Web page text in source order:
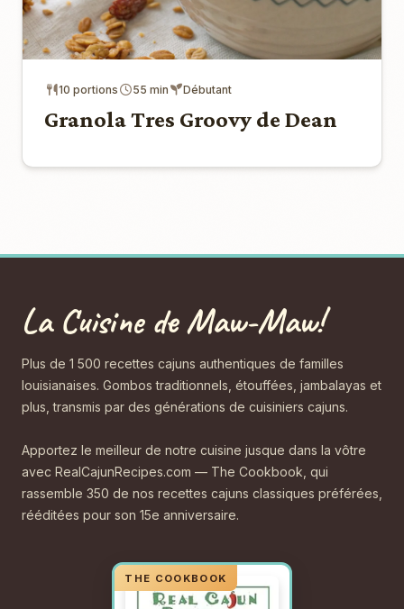
10 portions 55 min Débutant
Granola Tres Groovy de Dean
La Cuisine de Maw-Maw!
Plus de 1 500 recettes cajuns authentiques de familles
louisianaises. Gombos traditionnels, étouffées, jambalayas et
plus, transmis par des générations de cuisiniers cajuns.
Apportez le meilleur de notre cuisine jusque dans la vôtre
avec RealCajunRecipes.com — The Cookbook, qui
rassemble 350 de nos recettes cajuns classiques préférées,
rééditées pour son 15e anniversaire.